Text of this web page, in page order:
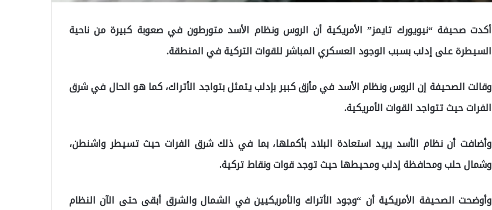
أكدت صحيفة “نيويورك تايمز” اﻷمريكية أن الروس ونظام اﻷسد متورطون في صعوبة كبيرة من ناحية
السيطرة على إدلب بسبب الوجود العسكري المباشر للقوات التركية في المنطقة.
وقالت الصحيفة إن الروس ونظام اﻷسد في مأزق كبير بإدلب يتمثل بتواجد الأتراك، كما هو الحال في شرق
الفرات حيث تتواجد القوات الأمريكية.
وأضافت أن نظام الأسد يريد استعادة البلاد بأكملها، بما في ذلك شرق الفرات حيث تسيطر واشنطن،
وشمال حلب ومحافظة إدلب ومحيطها حيث توجد قوات ونقاط تركية.
وأوضحت الصحيفة اﻷمريكية أن “وجود الأتراك والأمريكيين في الشمال والشرق أبقى حتى الآن النظام